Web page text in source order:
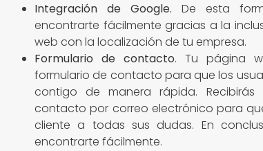
Integración de Google. De esta
encontrarte fácilmente gracias a la
web con la localización de tu empresa.
Formulario de contacto. Tu página
formulario de contacto para que los
contigo de manera rápida. Recibirás
contacto por correo electrónico para
cliente a todas sus dudas. En
encontrarte fácilmente.